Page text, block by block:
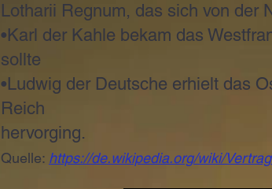
Lotharii Regnum, das sich von der
•Karl der Kahle bekam das
sollte
•Ludwig der Deutsche erhielt das
Reich
hervorging.
Quelle: https://de.wikipedia.org/wiki/